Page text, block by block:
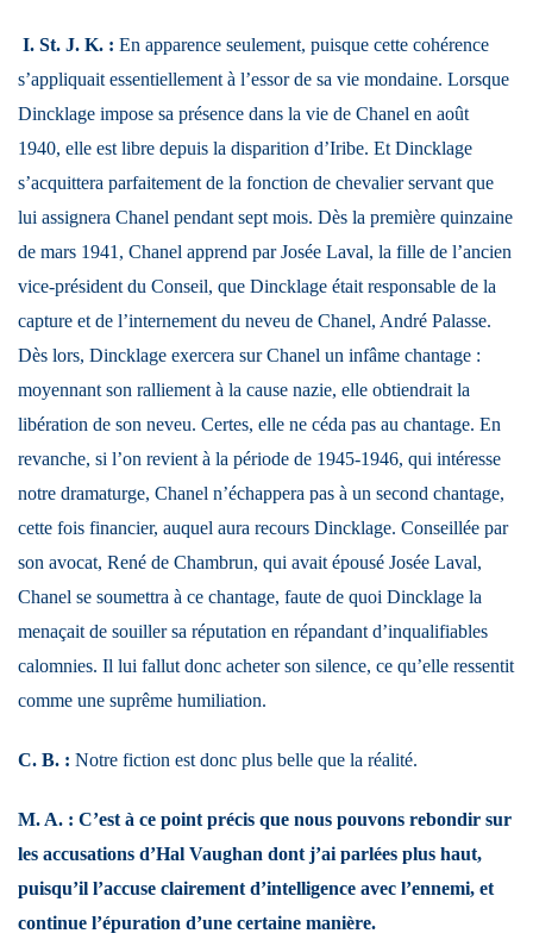
I. St. J. K. : En apparence seulement, puisque cette cohérence
s’appliquait essentiellement à l’essor de sa vie mondaine. Lorsque
Dincklage impose sa présence dans la vie de Chanel en août
1940, elle est libre depuis la disparition d’Iribe. Et Dincklage
s’acquittera parfaitement de la fonction de chevalier servant que
lui assignera Chanel pendant sept mois. Dès la première quinzaine
de mars 1941, Chanel apprend par Josée Laval, la fille de l’ancien
vice-président du Conseil, que Dincklage était responsable de la
capture et de l’internement du neveu de Chanel, André Palasse.
Dès lors, Dincklage exercera sur Chanel un infâme chantage :
moyennant son ralliement à la cause nazie, elle obtiendrait la
libération de son neveu. Certes, elle ne céda pas au chantage. En
revanche, si l’on revient à la période de 1945-1946, qui intéresse
notre dramaturge, Chanel n’échappera pas à un second chantage,
cette fois financier, auquel aura recours Dincklage. Conseillée par
son avocat, René de Chambrun, qui avait épousé Josée Laval,
Chanel se soumettra à ce chantage, faute de quoi Dincklage la
menaçait de souiller sa réputation en répandant d’inqualifiables
calomnies. Il lui fallut donc acheter son silence, ce qu’elle ressentit
comme une suprême humiliation.
C. B. : Notre fiction est donc plus belle que la réalité.
M. A. : C’est à ce point précis que nous pouvons rebondir sur
les accusations d’Hal Vaughan dont j’ai parlées plus haut,
puisqu’il l’accuse clairement d’intelligence avec l’ennemi, et
continue l’épuration d’une certaine manière.